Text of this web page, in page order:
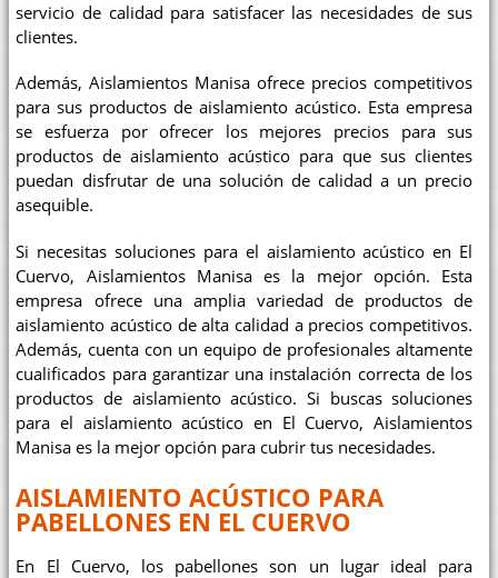
servicio de calidad para satisfacer las necesidades de sus
clientes.
Además, Aislamientos Manisa ofrece precios competitivos
para sus productos de aislamiento acústico. Esta empresa
se esfuerza por ofrecer los mejores precios para sus
productos de aislamiento acústico para que sus clientes
puedan disfrutar de una solución de calidad a un precio
asequible.
Si necesitas soluciones para el aislamiento acústico en El
Cuervo, Aislamientos Manisa es la mejor opción. Esta
empresa ofrece una amplia variedad de productos de
aislamiento acústico de alta calidad a precios competitivos.
Además, cuenta con un equipo de profesionales altamente
cualificados para garantizar una instalación correcta de los
productos de aislamiento acústico. Si buscas soluciones
para el aislamiento acústico en El Cuervo, Aislamientos
Manisa es la mejor opción para cubrir tus necesidades.
AISLAMIENTO ACÚSTICO PARA
PABELLONES EN EL CUERVO
En El Cuervo, los pabellones son un lugar ideal para